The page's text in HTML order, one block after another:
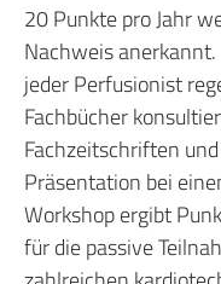
20 Punkte pro Jahr
Nachweis anerkannt.
jeder Perfusionist
Fachbücher
Fachzeitschriften
Präsentation bei
Workshop ergibt
für die passive